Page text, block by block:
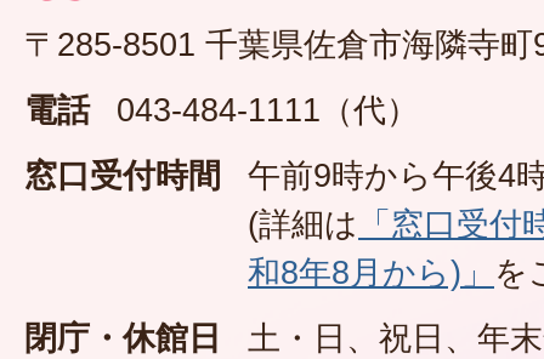
〒285-8501 千葉県佐倉市海隣寺町
電話
043-484-1111（代）
窓口受付時間
午前9時から午後4
(詳細は 「窓口受
和8年8月から)」 を
閉庁・休館日
土・日、祝日、年